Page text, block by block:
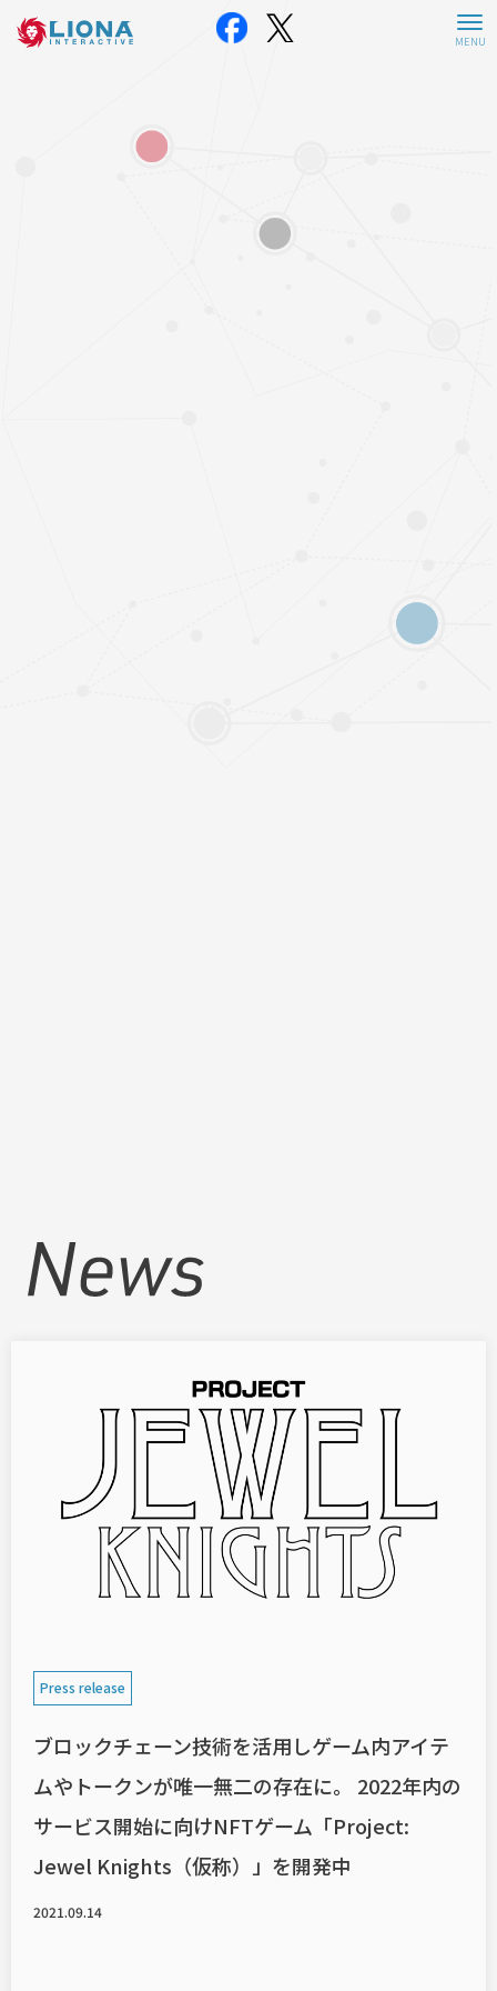
Services
GAME開発事業
EXGAME開発事業
Works
Press release
ブロックチェーン技術を活用しゲーム内アイテ
ムやトークンが唯一無二の存在に。 2022年内の
サービス開始に向けNFTゲーム「Project:
Jewel Knights（仮称）」を開発中
2021.09.14